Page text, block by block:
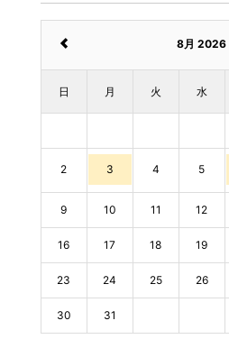
8月 2026
日 月 火 水
2 3 4 5
9 10 11 12
16 17 18 19
23 24 25 26
30 31